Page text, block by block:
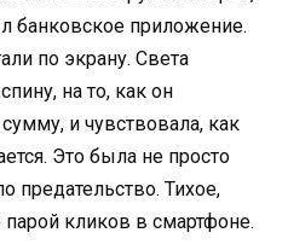
банковское приложение.
по экрану. Света
на то, как он
и чувствовала, как
Это была не просто
предательство. Тихое,
кликов в смартфоне.